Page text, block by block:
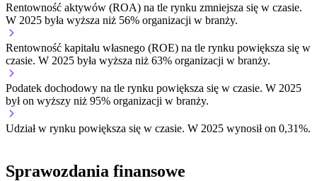
Rentowność aktywów (ROA) na tle rynku zmniejsza się w czasie.
W 2025 była wyższa niż 56% organizacji w branży.
Rentowność kapitału własnego (ROE) na tle rynku powiększa się w
czasie. W 2025 była wyższa niż 63% organizacji w branży.
Podatek dochodowy na tle rynku powiększa się w czasie. W 2025
był on wyższy niż 95% organizacji w branży.
Udział w rynku powiększa się w czasie. W 2025 wynosił on 0,31%.
Sprawozdania finansowe